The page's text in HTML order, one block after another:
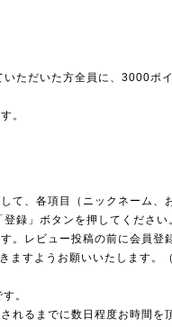
ただいた方全員に、3000ポ
。
て、各項目（ニックネーム、
録」ボタンを押してください
。レビュー投稿の前に会員登
ますようお願いいたします。
。
れるまでに数日程度お時間を